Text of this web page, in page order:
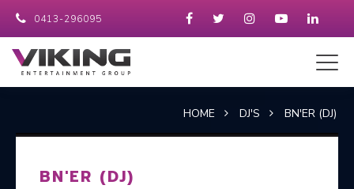
0413-296095
HOME DJ'S BN'ER (DJ)
BN'ER (DJ)